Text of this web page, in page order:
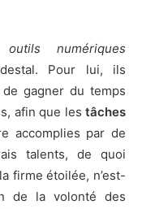
outils numériques
Pour lui, ils
gagner du temps
afin que les tâches
accomplies par de
talents, de quoi
firme étoilée, n’est-
de la volonté des